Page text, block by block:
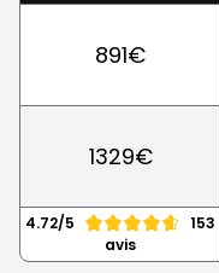
891€
1329€
4.72/5
153
avis